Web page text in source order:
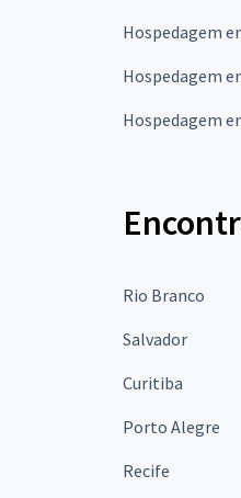
Hospedagem
Hospedagem
Hospedagem
Rio Branco
Salvador
Curitiba
Porto Alegre
Recife